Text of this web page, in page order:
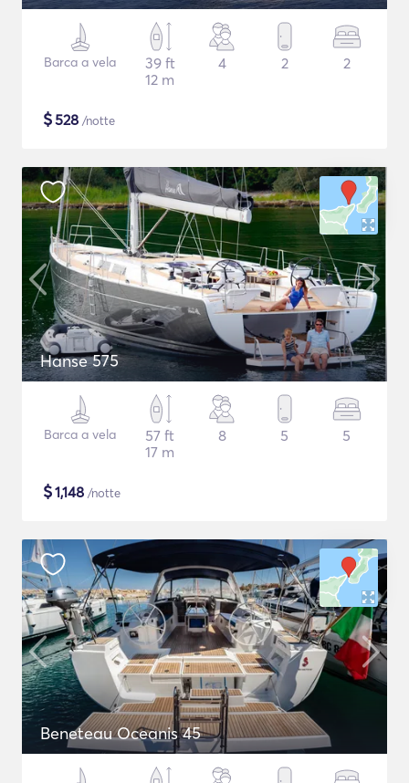
Barca a vela
39 ft
12 m
4 2 2
$528 /notte
Hanse 575
Barca a vela
57 ft
17 m
8 5 5
$1,148 /notte
Beneteau Oceanis 45